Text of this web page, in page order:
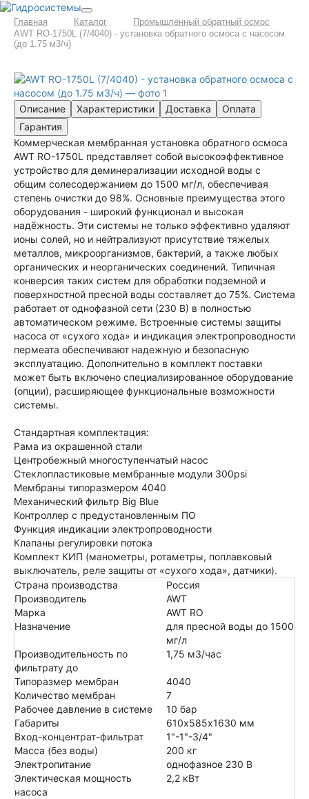
Главная Каталог
Промышленный обратный осмос
AWT RO-1750L (7/4040) - установка обратного осмоса с насосом
(до 1.75 м3/ч)
Описание Характеристики Доставка
Оплата
Гарантия
Коммерческая мембранная установка обратного осмоса
AWT RO-1750L представляет собой высокоэффективное
устройство для деминерализации исходной воды с
общим солесодержанием до 1500 мг/л, обеспечивая
степень очистки до 98%. Основные преимущества этого
оборудования - широкий функционал и высокая
надёжность. Эти системы не только эффективно удаляют
ионы солей, но и нейтрализуют присутствие тяжелых
металлов, микроорганизмов, бактерий, а также любых
органических и неорганических соединений. Типичная
конверсия таких систем для обработки подземной и
поверхностной пресной воды составляет до 75%. Система
работает от однофазной сети (230 В) в полностью
автоматическом режиме. Встроенные системы защиты
насоса от «сухого хода» и индикация электропроводности
пермеата обеспечивают надежную и безопасную
эксплуатацию. Дополнительно в комплект поставки
может быть включено специализированное оборудование
(опции), расширяющее функциональные возможности
системы.
Стандартная комплектация:
Рама из окрашенной стали
Центробежный многоступенчатый насос
Стеклопластиковые мембранные модули 300psi
Мембраны типоразмером 4040
Механический фильтр Big Blue
Контроллер с предустановленным ПО
Функция индикации электропроводности
Клапаны регулировки потока
Комплект КИП (манометры, ротаметры, поплавковый
выключатель, реле защиты от «сухого хода», датчики).
Страна производства
Россия
Производитель
AWT
Марка
AWT RO
Назначение
для пресной воды до 1500
мг/л
Производительность по
фильтрату до
1,75 м3/час
Типоразмер мембран
4040
Количество мембран
7
Рабочее давление в системе
10 бар
Габариты
610х585х1630 мм
Вход-концентрат-фильтрат
1"-1"-3/4"
Масса (без воды)
200 кг
Электропитание
однофазное 230 В
Электическая мощность
насоса
2,2 кВт